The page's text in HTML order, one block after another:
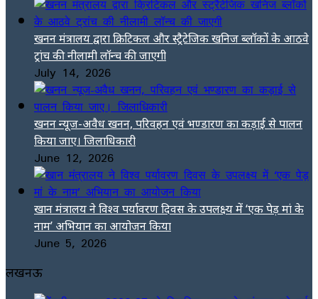
खनन मंत्रालय द्वारा क्रिटिकल और स्ट्रैटेजिक खनिज ब्लॉकों के आठवे
ट्रांच की नीलामी लॉन्च की जाएगी
July 14, 2026
खनन न्यूज-अवैध खनन, परिवहन एवं भण्डारण का कड़ाई से पालन
किया जाए। जिलाधिकारी
June 12, 2026
खान मंत्रालय ने विश्व पर्यावरण दिवस के उपलक्ष्य में ‘एक पेड़ मां के
नाम’ अभियान का आयोजन किया
June 5, 2026
लखनऊ